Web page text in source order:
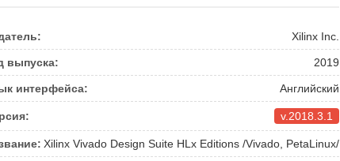
Xilinx Inc.
выпуска: 2019
интерфейса: Английский
v.2018.3.1
Xilinx Vivado Design Suite HLx Editions /Vivado, PetaLinux/